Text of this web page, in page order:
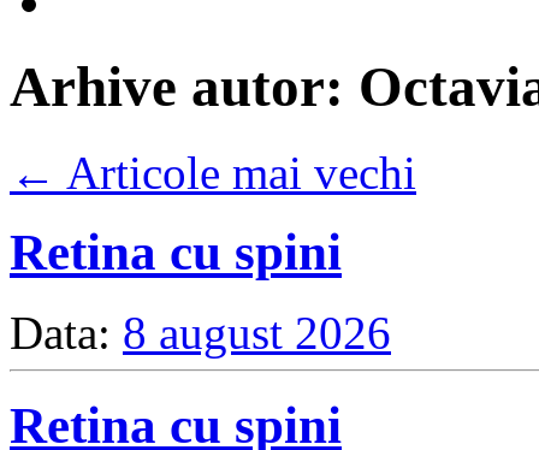
Arhive autor:
← Articole mai vechi
Retina cu spini
Data: 8 august 2026
Retina cu spini